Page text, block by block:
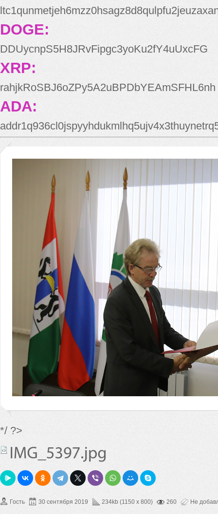
DOGE:
DDUycnpS5H8JRvFipgc3yoKu2fY4uUxcFG
XRP:
rahjkRoSBJ6oZPy5A2uBPDbYEAmSFHL6nh
ADA:
*/ ?>
Гость 30 сентября 2019 234kb (1150 x 800) 260 Не